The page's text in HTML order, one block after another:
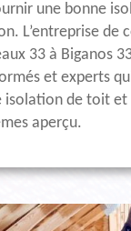
une bonne
L’entreprise de
33 à Biganos
et experts
de toit et
aperçu.